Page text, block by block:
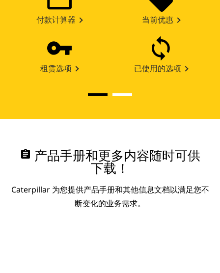
付款计算器 当前优惠
租赁选项 已使用的选项
assignment 产品手册和更多内容随时可供
下载！
Caterpillar 为您提供产品手册和其他信息文档以满足您不
断变化的业务需求。